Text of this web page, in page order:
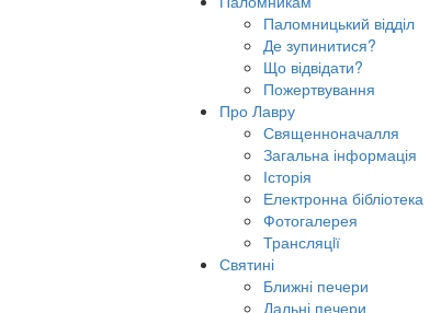
Паломницький відділ
Де зупинитися?
Що відвідати?
Пожертвування
Про Лавру
Священноначалля
Загальна інформація
Історія
Електронна бібліотека
Фотогалерея
Трансляцiї
Святині
Ближні печери
Дальні печери